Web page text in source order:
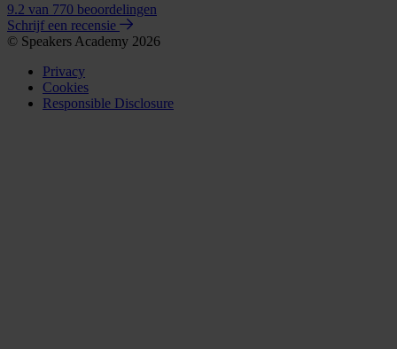
9.2 van 770 beoordelingen
Schrijf een recensie
© Speakers Academy 2026
Privacy
Cookies
Responsible Disclosure